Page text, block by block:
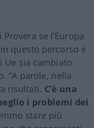
se l’Europa
questo percorso e
Ue sia cambiato
“A parole, nella
risultati. C’è una
i problemi dei
stare più